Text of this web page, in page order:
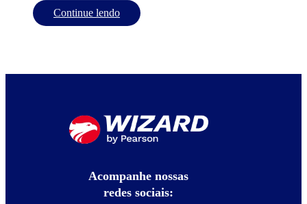
Continue lendo
Acompanhe nossas
redes sociais: